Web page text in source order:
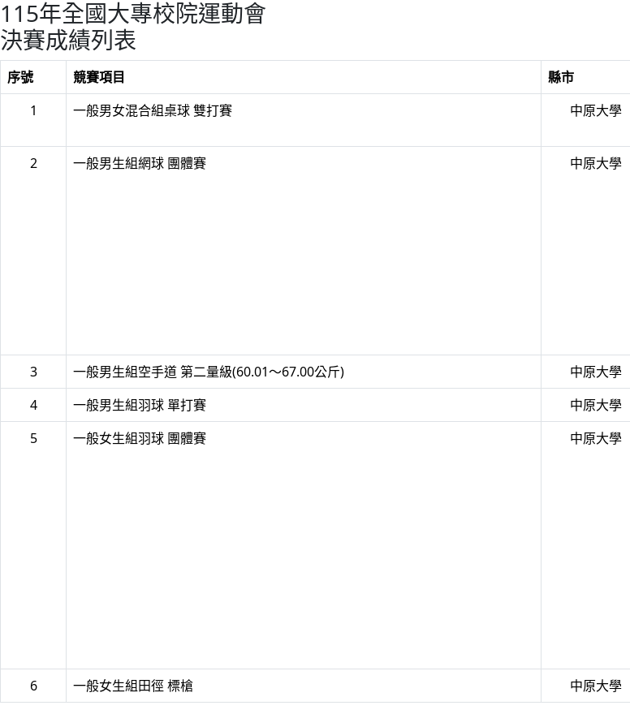
115年全國大專校院運動會
決賽成績列表
序號 競賽項目 縣市
1
一般男女混合組桌球 雙打賽 中原大學
2 一般男生組網球 團體賽 中原大學
3 一般男生組空手道 第二量級(60.01～67.00公斤) 中原大學
4
一般男生組羽球 單打賽 中原大學
5
一般女生組羽球 團體賽 中原大學
6 一般女生組田徑 標槍 中原大學